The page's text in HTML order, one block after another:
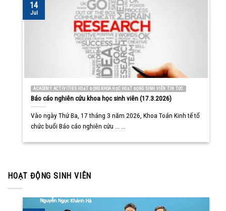
ACADEMY ACTIVITIES HOẠT ĐỘNG KHOA HỌC HOẠT ĐỘNG SINH VIÊN TIN TỨC
Báo cáo nghiên cứu khoa học sinh viên (17.3.2026)
Vào ngày Thứ Ba, 17 tháng 3 năm 2026, Khoa Toán Kinh tế tổ
chức buổi Báo cáo nghiên cứu ... ...
14
Jul
HOẠT ĐỘNG SINH VIÊN